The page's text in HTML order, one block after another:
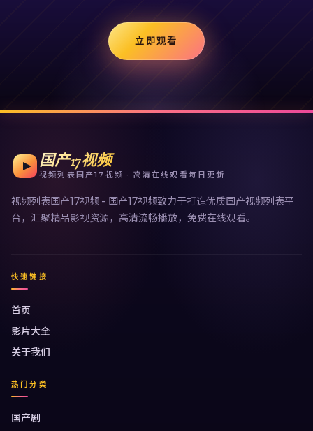
立即观看
国产17视频
视频列表国产17视频 · 高清在线观看每日更新
视频列表国产17视频 - 国产17视频致力于打造优质国产视频列表平
台，汇聚精品影视资源，高清流畅播放，免费在线观看。
快速链接
首页
影片大全
关于我们
热门分类
国产剧